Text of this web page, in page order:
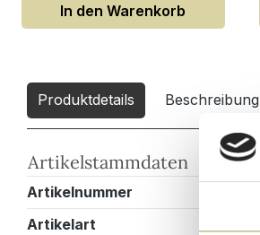
In den Warenkorb
Produktdetails Beschreibung
Artikelstammdaten
Artikelnummer
Artikelart